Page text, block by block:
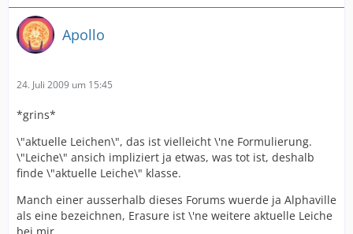
Apollo
24. Juli 2009 um 15:45
*grins*
\"aktuelle Leichen\", das ist vielleicht \'ne Formulierung.
\"Leiche\" ansich impliziert ja etwas, was tot ist, deshalb
finde \"aktuelle Leiche\" klasse.
Manch einer ausserhalb dieses Forums wuerde ja Alphaville
als eine bezeichnen, Erasure ist \'ne weitere aktuelle Leiche